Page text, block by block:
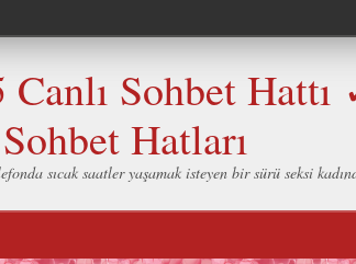
Sohbet Hattı
Hatları
sıcak saatler yaşamak isteyen bir sürü seksi